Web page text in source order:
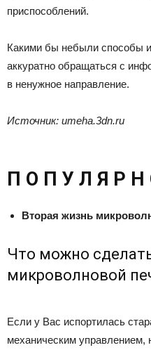
приспособлений.
Какими бы небыли способы
аккуратно обращаться с
в ненужное направление.
Источник: umeha.3dn.ru
П О П У Л Я Р Н
Вторая жизнь
Что можно
микроволновой
Если у Вас испортилась
механическим